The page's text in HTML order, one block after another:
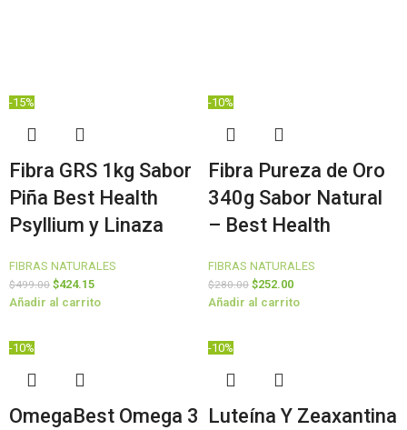
-15%
Fibra GRS 1kg Sabor
Piña Best Health
Psyllium y Linaza
FIBRAS NATURALES
$499.00 $424.15
Añadir al carrito
-10%
Fibra Pureza de Oro
340g Sabor Natural
– Best Health
FIBRAS NATURALES
$280.00 $252.00
Añadir al carrito
-10%
OmegaBest Omega 3
-10%
Luteína Y Zeaxantina